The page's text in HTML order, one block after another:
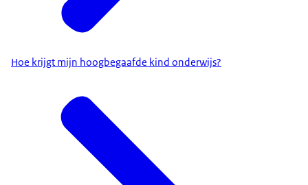
Hoe krijgt mijn hoogbegaafde kind onderwijs?